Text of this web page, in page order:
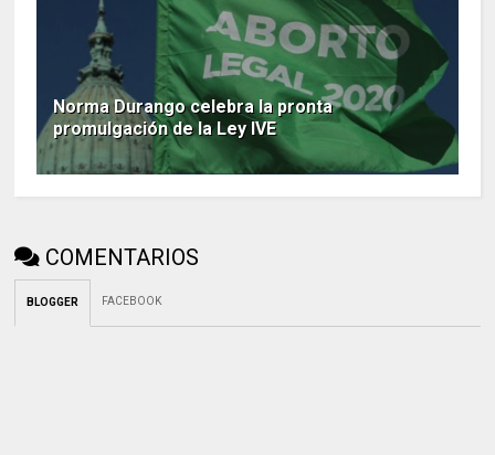
Norma Durango celebra la pronta
promulgación de la Ley IVE
COMENTARIOS
BLOGGER FACEBOOK